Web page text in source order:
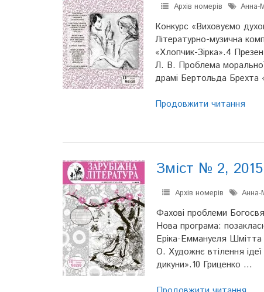
Архів номерів Анна-
Конкурс «Виховуємо
Літературно-музична
«Хлопчик-Зірка».4
Л. В. Проблема моральної
драмі Бертольда Брехта
Продовжити читання
Зміст № 2, 2015
Архів номерів Анна-
Фахові проблеми
Нова програма:
Еріка-Еммануеля
О. Художнє втілення
дикуни».10 Гриценко …